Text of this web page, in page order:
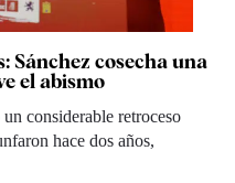
Sánchez cosecha una
el abismo
considerable retroceso
hace dos años,